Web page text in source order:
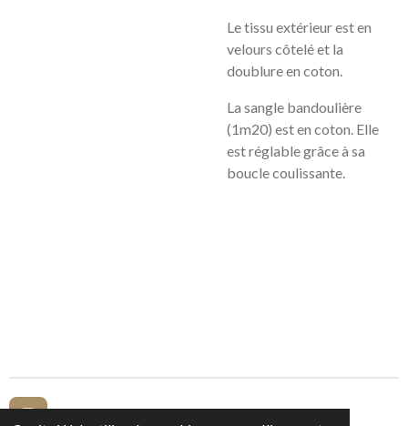
Le tissu extérieur est en
velours côtelé et la
doublure en coton.
La sangle bandoulière
(1m20) est en coton. Elle
est réglable grâce à sa
boucle coulissante.